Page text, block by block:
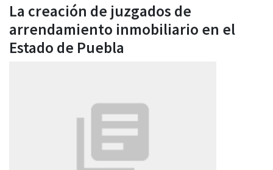
La creación de juzgados de
arrendamiento inmobiliario en el
Estado de Puebla